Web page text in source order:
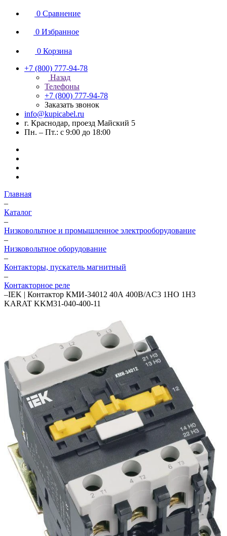
0 Сравнение
0 Избранное
0 Корзина
+7 (800) 777-94-78
Назад
Телефоны
+7 (800) 777-94-78
Заказать звонок
info@kupicabel.ru
г. Краснодар, проезд Майский 5
Пн. – Пт.: с 9:00 до 18:00
Главная
–
Каталог
–
Низковольтное и промышленное электрооборудование
–
Низковольтное оборудование
–
Контакторы, пускатель магнитный
–
Контакторное реле
–IEK | Контактор КМИ-34012 40А 400В/AC3 1НО 1Н3
KARAT KKM31-040-400-11